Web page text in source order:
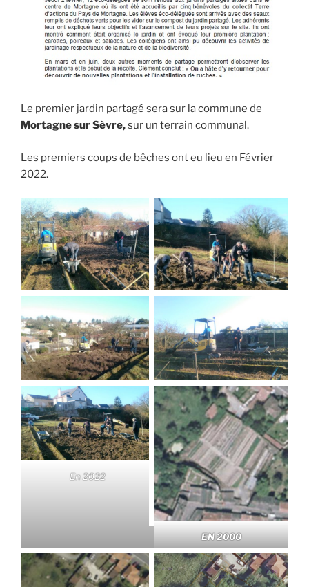
Le premier jardin partagé sera sur la commune de
Mortagne sur Sèvre,sur un terrain communal.
Les premiers coups de bêches ont eu lieu en Février
2022.
En 2022
EN 2000